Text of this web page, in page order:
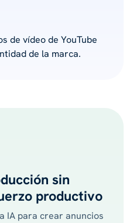
sin
productivo
IA para crear anuncios